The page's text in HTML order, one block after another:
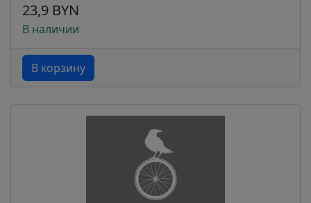
23,9 BYN
В наличии
В корзину